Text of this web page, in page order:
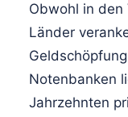
Obwohl in den
Länder
Notenbanken
Jahrzehnten